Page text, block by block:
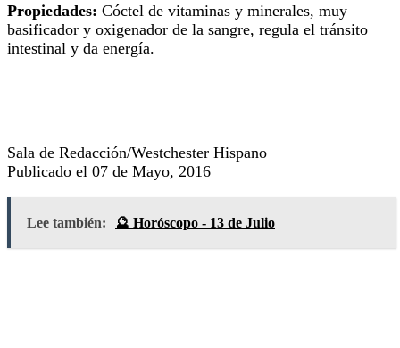
Propiedades: Cóctel de vitaminas y minerales, muy
basificador y oxigenador de la sangre, regula el tránsito
intestinal y da energía.
Sala de Redacción/Westchester Hispano
Publicado el 07 de Mayo, 2016
Lee también: 🔮 Horóscopo - 13 de Julio